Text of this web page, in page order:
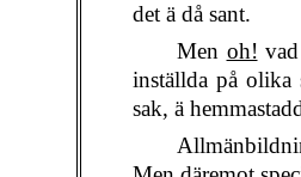
det ä då sant.
Men oh!
inställda på olika
sak, ä